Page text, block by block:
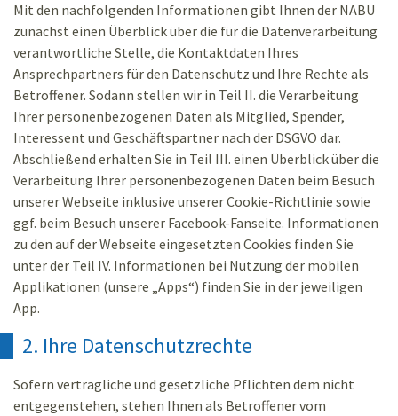
Mit den nachfolgenden Informationen gibt Ihnen der NABU
zunächst einen Überblick über die für die Datenverarbeitung
verantwortliche Stelle, die Kontaktdaten Ihres
Ansprechpartners für den Datenschutz und Ihre Rechte als
Betroffener. Sodann stellen wir in Teil II. die Verarbeitung
Ihrer personenbezogenen Daten als Mitglied, Spender,
Interessent und Geschäftspartner nach der DSGVO dar.
Abschließend erhalten Sie in Teil III. einen Überblick über die
Verarbeitung Ihrer personenbezogenen Daten beim Besuch
unserer Webseite inklusive unserer Cookie-Richtlinie sowie
ggf. beim Besuch unserer Facebook-Fanseite. Informationen
zu den auf der Webseite eingesetzten Cookies finden Sie
unter der Teil IV. Informationen bei Nutzung der mobilen
Applikationen (unsere „Apps“) finden Sie in der jeweiligen
App.
2. Ihre Datenschutzrechte
Sofern vertragliche und gesetzliche Pflichten dem nicht
entgegenstehen, stehen Ihnen als Betroffener vom